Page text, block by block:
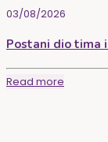
03/08/2026
Postani dio tima
Read more